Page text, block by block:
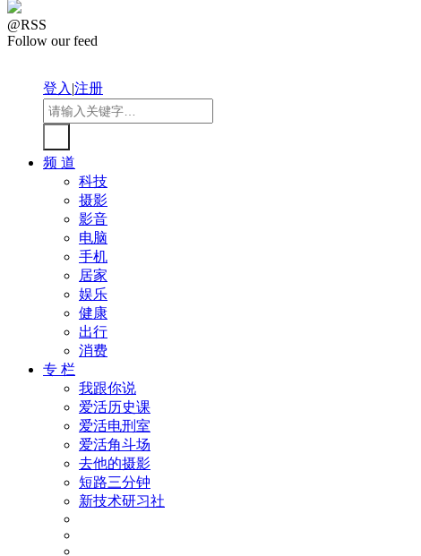
@RSS
Follow our feed
登入|注册
频 道
科技
摄影
影音
电脑
手机
居家
娱乐
健康
出行
消费
专 栏
我跟你说
爱活历史课
爱活电刑室
爱活角斗场
去他的摄影
短路三分钟
新技术研习社